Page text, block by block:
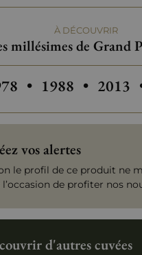
À DÉCOUVRIR
millésimes de Grand
millésimes de
• Autres
1988 • 2013
vos alertes
le profil de ce produit ne
l’occasion de profiter nos
d'autres cuvées